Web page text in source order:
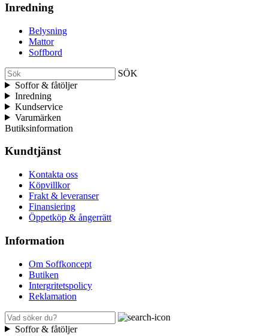
Inredning
Belysning
Mattor
Soffbord
SÖK
Soffor & fåtöljer
Inredning
Kundservice
Varumärken
Butiksinformation
Kundtjänst
Kontakta oss
Köpvillkor
Frakt & leveranser
Finansiering
Öppetköp & ångerrätt
Information
Om Soffkoncept
Butiken
Intergritetspolicy
Reklamation
Soffor & fåtöljer